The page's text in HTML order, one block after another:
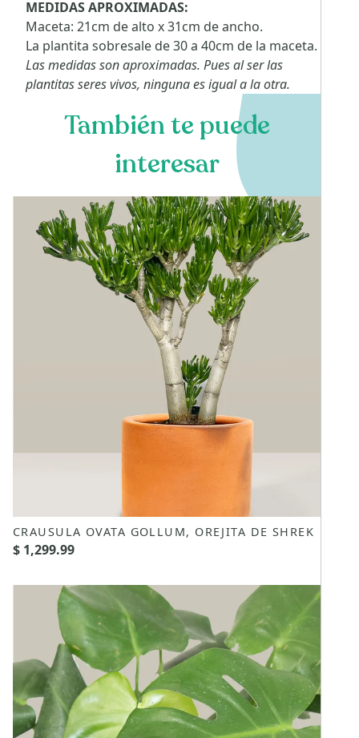
MEDIDAS APROXIMADAS:
Maceta: 21cm de alto x 31cm de ancho.
La plantita sobresale de 30 a 40cm de la maceta.
Las medidas son aproximadas. Pues al ser las
plantitas seres vivos, ninguna es igual a la otra.
También te puede
interesar
CRAUSULA OVATA GOLLUM, OREJITA DE SHREK
$ 1,299.99